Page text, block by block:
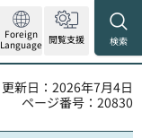
Foreign
Language 閲覧支援 検索
更新日：2026年7月4日
ページ番号：20830